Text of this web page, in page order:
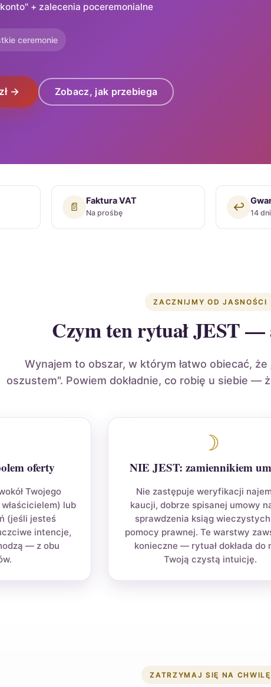
+ zalecenia poceremonialne
ceremonie
→ Zobacz, jak przebiega
📄
Faktura VAT
Na prośbę ↩️ 14
ZACZNIJMY OD JASNOŚCI
Czym ten rytuał JEST
Wynajem to obszar, w którym łatwo obiecać, że
oszustem". Powiem dokładnie, co robię u siebie —
oferty
Twojego
lub
(jeśli jesteś
intencje,
— z obu
☽
NIE JEST: zamiennikiem
Nie zastępuje weryfikacji
kaucji, dobrze spisanej umowy
sprawdzenia ksiąg
pomocy prawnej. Te warstwy
konieczne — rytuał dokłada do
Twoją czystą intuicję.
ZATRZYMAJ SIĘ NA CHWILĘ